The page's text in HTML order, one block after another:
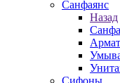
Санфаянс
Назад